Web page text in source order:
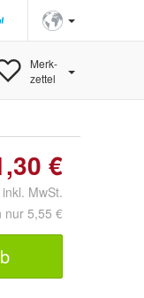
Merk-
zettel
€
MwSt.
nur 5,55 €